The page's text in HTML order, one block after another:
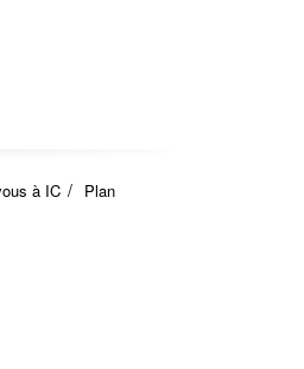
à IC Plan